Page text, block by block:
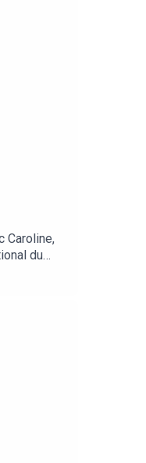
Caroline,
du
épisode
les